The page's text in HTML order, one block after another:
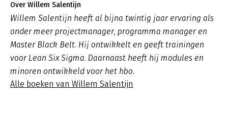
Over Willem Salentijn
Willem Salentijn heeft al bijna twintig jaar ervaring als
onder meer projectmanager, programma manager en
Master Black Belt. Hij ontwikkelt en geeft trainingen
voor Lean Six Sigma. Daarnaast heeft hij modules en
minoren ontwikkeld voor het hbo.
Alle boeken van Willem Salentijn